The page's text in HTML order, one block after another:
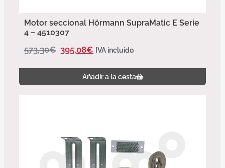
Motor seccional Hörmann SupraMatic E Serie
4 – 4510307
573,30€ 395,08€ IVA incluido
Añadir a la cesta